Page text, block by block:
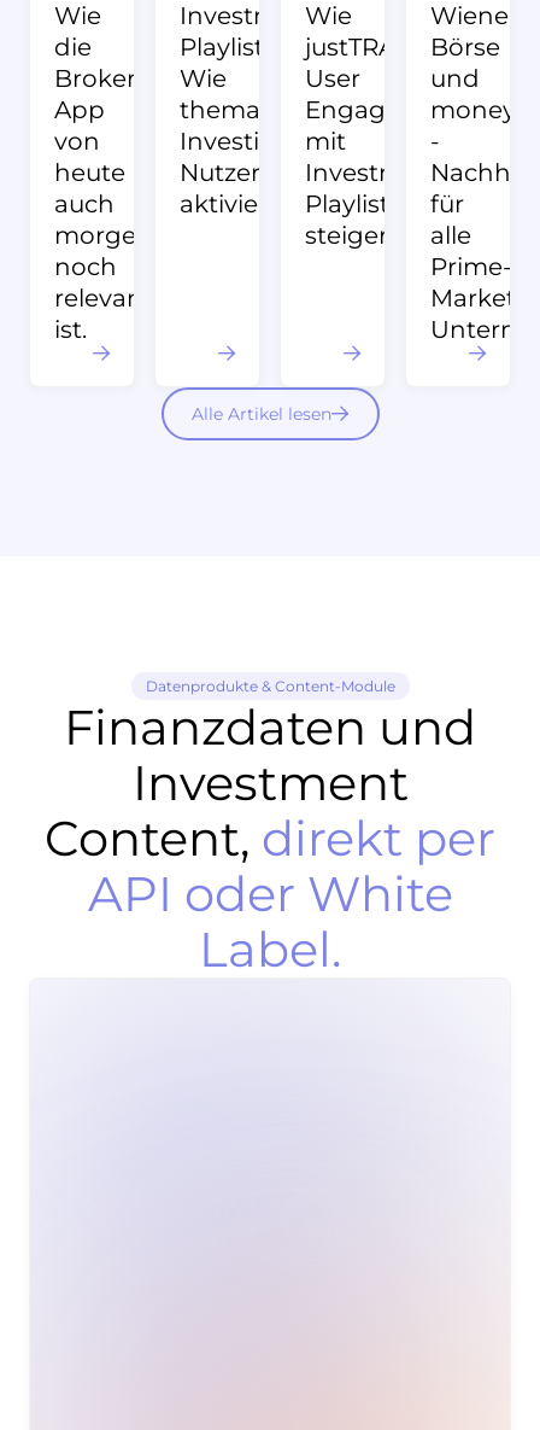
Wie
die
Broker-
App
von
heute
auch
morgen
noch
relevant
ist.
Investment
Playlists:
Wie
thematisches
Investieren
Nutzer:innen
aktiviert
Wie
justTRADE
User
Engagement
mit
Investment
Playlists
steigert
Wiener
Börse
und
-
für
alle
Prime-
Market-
Alle Artikel lesen
Datenprodukte & Content-Module
Finanzdaten und
Investment
Content, direkt per
API oder White
Label.